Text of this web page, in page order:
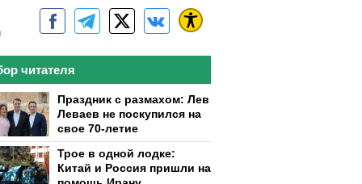
читателя
Праздник с размахом: Лев
Леваев не поскупился на
свое 70-летие
Трое в одной лодке:
Китай и Россия пришли на